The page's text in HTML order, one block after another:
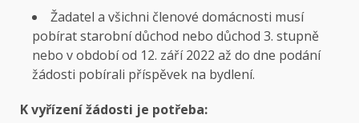
Žadatel a všichni členové domácnosti musí
pobírat starobní důchod nebo důchod 3. stupně
nebo v období od 12. září 2022 až do dne podání
žádosti pobírali příspěvek na bydlení.
K vyřízení žádosti je potřeba: